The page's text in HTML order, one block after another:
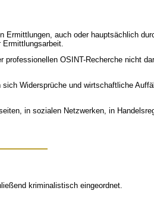
auch oder hauptsächlich
OSINT-Recherche nicht
Widersprüche und wirtschaftliche
in sozialen Netzwerken, in
kriminalistisch eingeordnet.